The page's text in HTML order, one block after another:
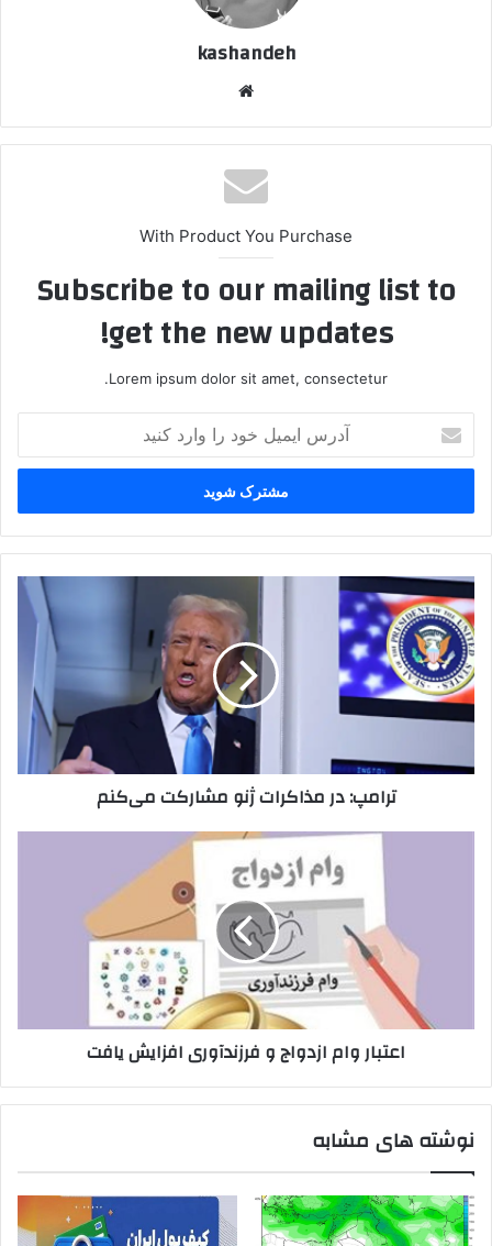
kashandeh
With Product You Purchase
Subscribe to our mailing list to
get the new updates!
Lorem ipsum dolor sit amet, consectetur.
ایمیل
خود
وارد
کنید
ترامپ:
در
مذاکرات
ژنو
مشارکت
می‌کنم
ترامپ: در مذاکرات ژنو مشارکت می‌کنم
اعتبار وام ازدواج و فرزندآوری افزایش یافت
نوشته های مشابه